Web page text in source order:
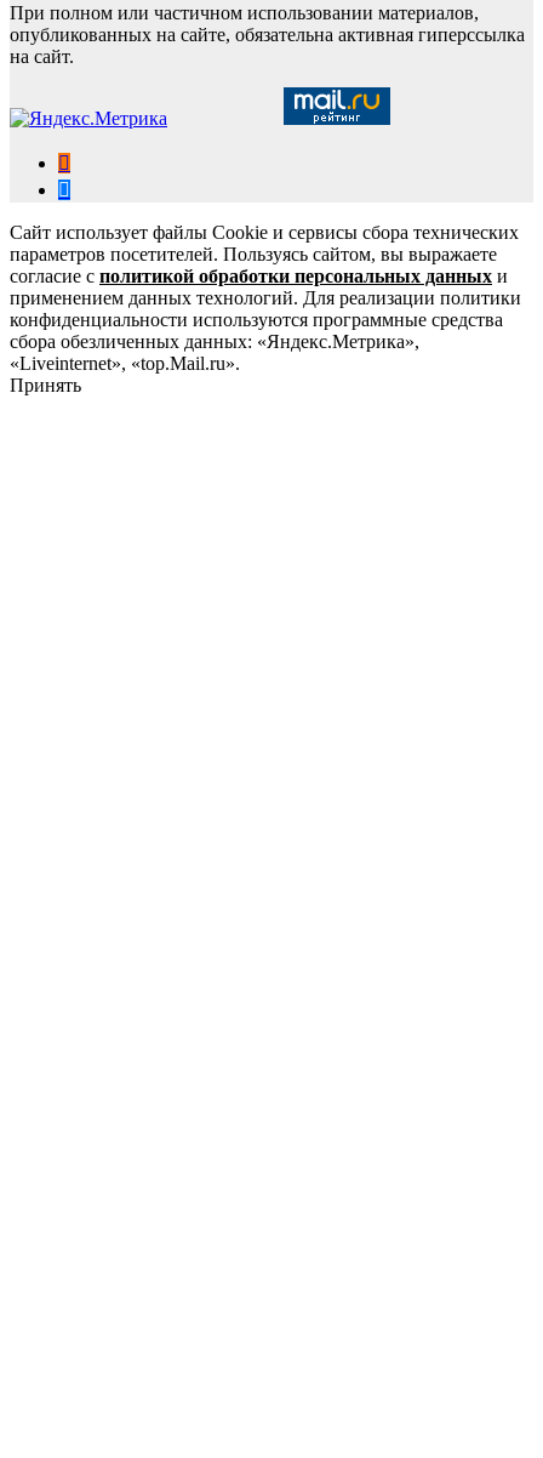
При полном или частичном использовании материалов,
опубликованных на сайте, обязательна активная гиперссылка
на сайт.
Сайт использует файлы Cookie и сервисы сбора технических
параметров посетителей. Пользуясь сайтом, вы выражаете
согласие с политикой обработки персональных данных и
применением данных технологий. Для реализации политики
конфиденциальности используются программные средства
сбора обезличенных данных: «Яндекс.Метрика»,
«Liveinternet», «top.Mail.ru».
Принять